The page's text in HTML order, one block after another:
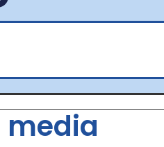
media